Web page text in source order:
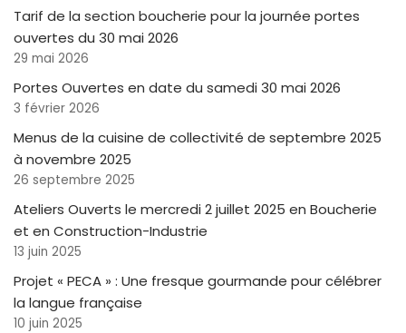
Tarif de la section boucherie pour la journée portes
ouvertes du 30 mai 2026
29 mai 2026
Portes Ouvertes en date du samedi 30 mai 2026
3 février 2026
Menus de la cuisine de collectivité de septembre 2025
à novembre 2025
26 septembre 2025
Ateliers Ouverts le mercredi 2 juillet 2025 en Boucherie
et en Construction-Industrie
13 juin 2025
Projet « PECA » : Une fresque gourmande pour célébrer
la langue française
10 juin 2025